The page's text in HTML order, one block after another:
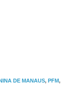
DE MANAUS, PFM,